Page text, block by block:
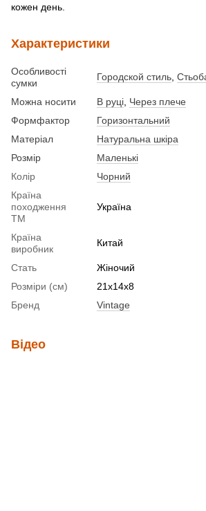
кожен день.
Характеристики
Особливості
сумки
Городской стиль
Можна носити В руці Через плече
Формфактор
Горизонтальний
Матеріал
Натуральна шкіра
Розмір
Маленькі
Колір
Чорний
Країна
походження
ТМ
Україна
Країна
виробник
Китай
Стать
Жіночий
Розміри (см)
21х14х8
Бренд
Vintage
Відео